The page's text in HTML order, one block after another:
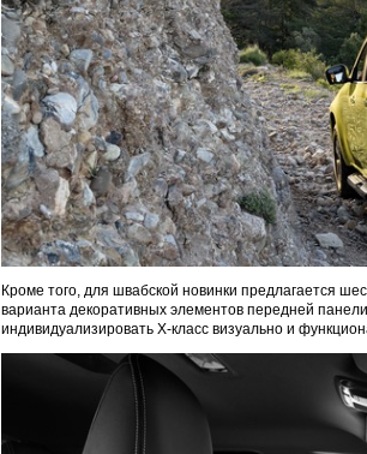
Кроме того, для швабской новинки предлагается
варианта декоративных элементов передней
индивидуализировать X-класс визуально и